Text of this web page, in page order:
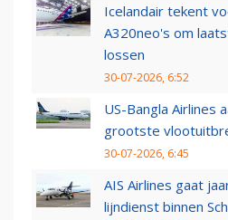
Icelandair tekent
A320neo's om
lossen
30-07-2026, 6:52
US-Bangla Airlines
grootste
30-07-2026, 6:45
AIS Airlines gaat
lijndienst binnen